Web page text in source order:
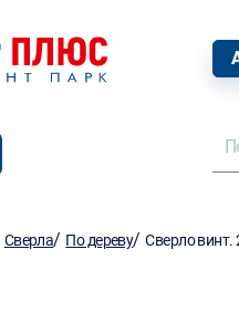
Сверла/ По дереву/Сверло винт.